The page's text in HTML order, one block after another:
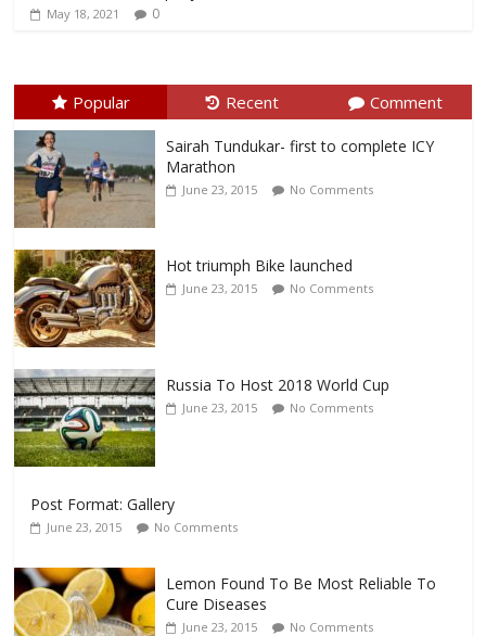
May 18, 2021 0
Popular Recent Comment
Sairah Tundukar- first to complete ICY
Marathon
June 23, 2015 No Comments
Hot triumph Bike launched
June 23, 2015 No Comments
Russia To Host 2018 World Cup
June 23, 2015 No Comments
Post Format: Gallery
June 23, 2015 No Comments
Lemon Found To Be Most Reliable To
Cure Diseases
June 23, 2015 No Comments